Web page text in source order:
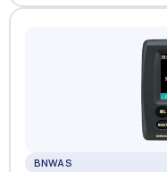
BNWAS